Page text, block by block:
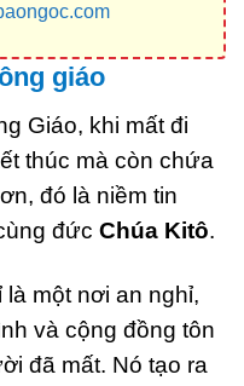
giáo
Giáo, khi mất đi
thúc mà còn chứa
đó là niềm tin
đức Chúa Kitô.
một nơi an nghỉ,
và cộng đồng tôn
đã mất. Nó tạo ra